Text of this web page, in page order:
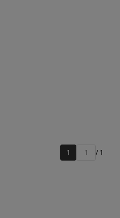
1
Přejít
/ 1